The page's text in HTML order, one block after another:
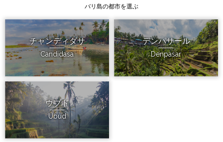
バリ島の都市を選ぶ
チャンディダサ
Candidasa
デンパサール
Denpasar
ウブド
Ubud